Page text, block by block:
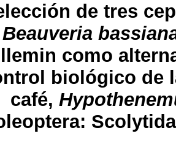
de tres
Beauveria
como
biológico de
café,